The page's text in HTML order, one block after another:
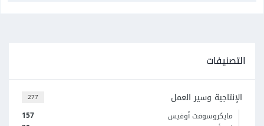
التصنيفات
277 الإنتاجية وسير العمل
157
مايكروسوفت أوفيس